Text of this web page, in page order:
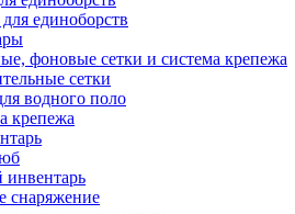
единоборств
фоновые сетки и система крепежа
сетки
водного поло
крепежа
снаряжение